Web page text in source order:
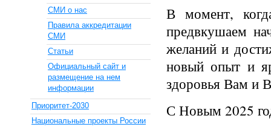
В момент,
предвкушаем
желаний и
новый опыт и
здоровья Вам и
С Новым 2025
СМИ о нас
Правила аккредитации
СМИ
Статьи
Официальный сайт и
размещение на нем
информации
Приоритет-2030
Национальные проекты России